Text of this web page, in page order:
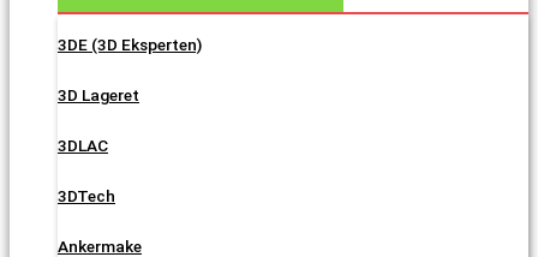
3DE (3D Eksperten)
3D Lageret
3DLAC
3DTech
Ankermake